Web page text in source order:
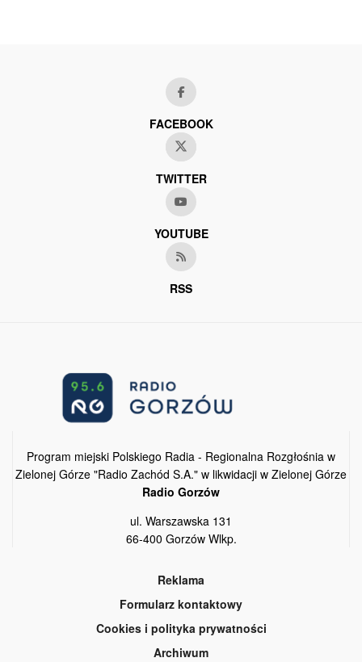
FACEBOOK
TWITTER
YOUTUBE
RSS
Program miejski Polskiego Radia - Regionalna Rozgłośnia w
Zielonej Górze "Radio Zachód S.A." w likwidacji w Zielonej Górze
Radio Gorzów
ul. Warszawska 131
66-400 Gorzów Wlkp.
Reklama
Formularz kontaktowy
Cookies i polityka prywatności
Archiwum